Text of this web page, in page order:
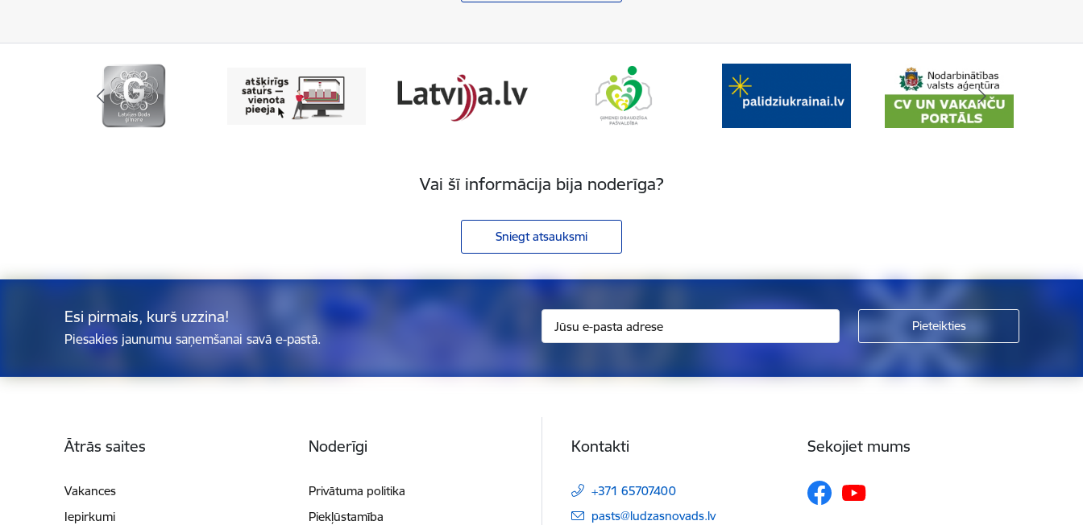
Vai šī informācija bija noderīga?
Sniegt atsauksmi
Esi pirmais, kurš uzzina!
Piesakies jaunumu saņemšanai savā e-pastā.
Ātrās saites
Vakances
Iepirkumi
Noderīgi
Privātuma politika
Piekļūstamība
Kontakti
+371 65707400
E-pasts:
pasts@ludzasnovads.lv
Sekojiet mums